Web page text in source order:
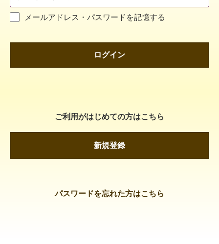
メールアドレス・パスワードを記憶する
ログイン
ご利用がはじめての方はこちら
新規登録
パスワードを忘れた方はこちら